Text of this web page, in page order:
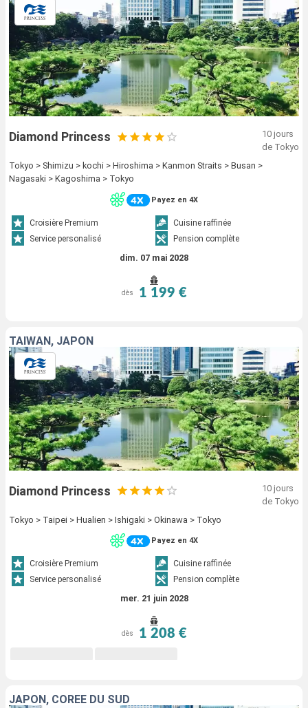
Diamond Princess
10 jours
de Tokyo
Tokyo > Shimizu > kochi > Hiroshima > Kanmon Straits > Busan >
Nagasaki > Kagoshima > Tokyo
Payez en 4X
Croisière Premium
Cuisine raffinée
Service personalisé
Pension complète
dim. 07 mai 2028
dès 1 199 €
TAÏWAN, JAPON
Diamond Princess
10 jours
de Tokyo
Tokyo > Taipei > Hualien > Ishigaki > Okinawa > Tokyo
Payez en 4X
Croisière Premium
Cuisine raffinée
Service personalisé
Pension complète
mer. 21 juin 2028
dès 1 208 €
JAPON, CORÉE DU SUD